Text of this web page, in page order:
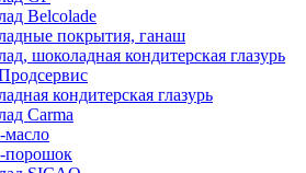
Belcolade
покрытия, ганаш
шоколадная кондитерская глазурь
кондитерская глазурь
Carma
масло
порошок